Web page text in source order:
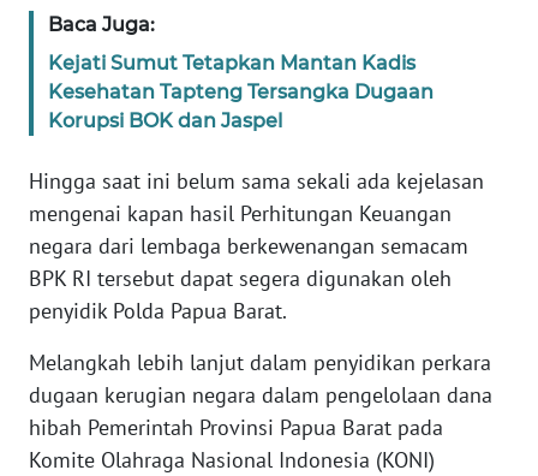
Baca Juga:
Kejati Sumut Tetapkan Mantan Kadis
Kesehatan Tapteng Tersangka Dugaan
Korupsi BOK dan Jaspel
Hingga saat ini belum sama sekali ada kejelasan
mengenai kapan hasil Perhitungan Keuangan
negara dari lembaga berkewenangan semacam
BPK RI tersebut dapat segera digunakan oleh
penyidik Polda Papua Barat.
Melangkah lebih lanjut dalam penyidikan perkara
dugaan kerugian negara dalam pengelolaan dana
hibah Pemerintah Provinsi Papua Barat pada
Komite Olahraga Nasional Indonesia (KONI)
WN
JAKARTA
JABAR
WN
BANTEN
WN
NTT
WN
KEPRI